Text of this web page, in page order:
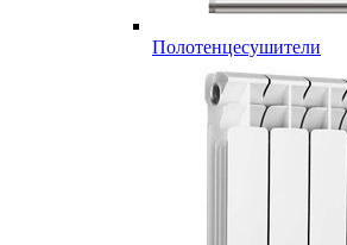
Полотенцесушители